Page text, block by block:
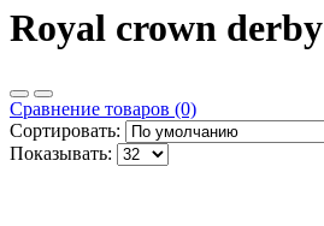
Royal crown derby
Сравнение товаров (0)
Сортировать:
Показывать: